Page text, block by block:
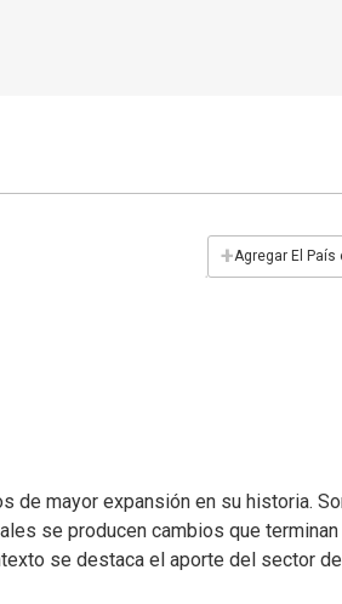
+Agregar El País
de mayor expansión en su historia.
se producen cambios que terminan
se destaca el aporte del sector